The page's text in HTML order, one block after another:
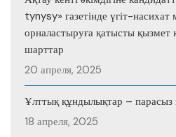
tynysy» газетінде үгіт-
орналастыруға қатысты
шарттар
20 апреля, 2025
Ұлттық құндылықтар – парасыз
18 апреля, 2025